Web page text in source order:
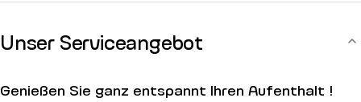
Unser Serviceangebot
Genießen Sie ganz entspannt Ihren Aufenthalt !